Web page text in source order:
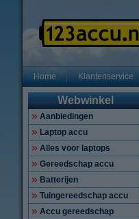
Home Klantenservice
Webwinkel
Aanbiedingen
Laptop accu
Alles voor laptops
Gereedschap accu
Batterijen
Tuingereedschap accu
Accu gereedschap